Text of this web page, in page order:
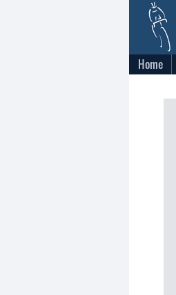
Home